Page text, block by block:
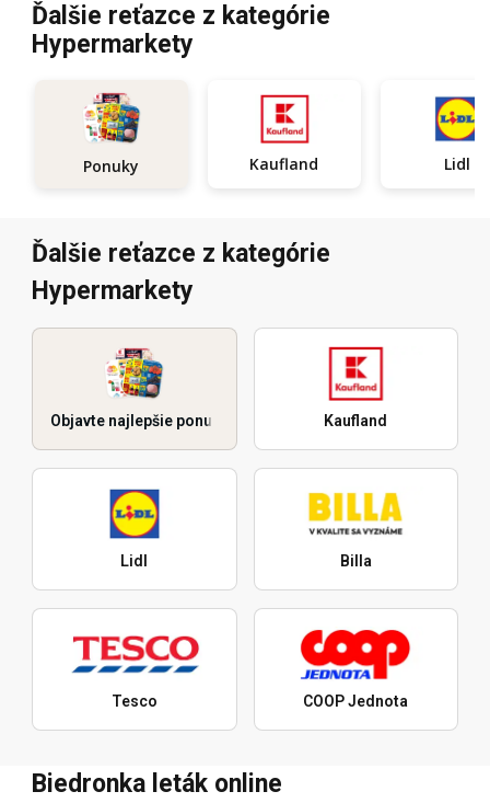
Ďalšie reťazce z kategórie
Hypermarkety
Ponuky Kaufland Lidl
Ďalšie reťazce z kategórie
Hypermarkety
Objavte najlepšie ponuky Kaufland
Lidl Billa
Tesco COOP Jednota
Biedronka leták online